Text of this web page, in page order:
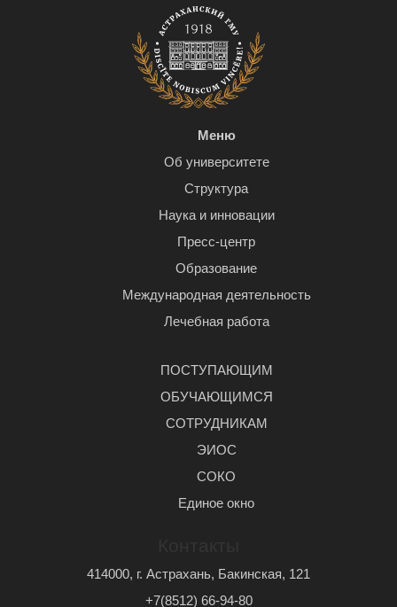
Меню
Об университете
Структура
Наука и инновации
Пресс-центр
Образование
Международная деятельность
Лечебная работа
ПОСТУПАЮЩИМ
ОБУЧАЮЩИМСЯ
СОТРУДНИКАМ
ЭИОС
СОКО
Единое окно
414000, г. Астрахань, Бакинская, 121
+7(8512) 66-94-80